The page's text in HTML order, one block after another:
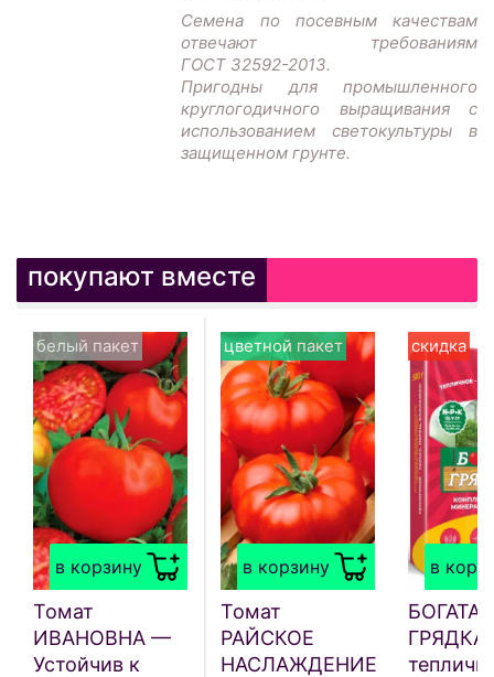
Семена по посевным качествам
отвечают требованиям
ГОСТ 32592-2013.
Пригодны для промышленного
круглогодичного выращивания с
использованием светокультуры в
защищенном грунте.
покупают вместе
в корзину
белый пакет
Томат
ИВАНОВНА —
Устойчив к
в корзину
цветной пакет
Томат
РАЙСКОЕ
НАСЛАЖДЕНИЕ
в
скидка
БОГАТАЯ
ГРЯДКА